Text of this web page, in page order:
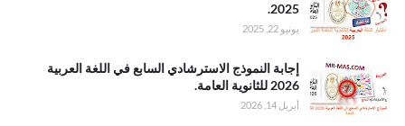
اللغه العربيه
للثانويه العامه
الدور الاول
2025.
يونيو 22, 2025
.إجابة النموذج
الاسترشادي
السابع في
اللغة العربية
إجابة النموذج الاسترشادي السابع في اللغة العربية
2026 للثانوية العامة.
أبريل 14, 2026